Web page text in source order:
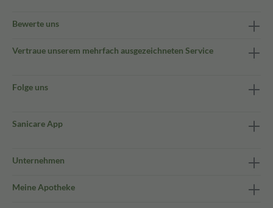
Bewerte uns
Vertraue unserem mehrfach ausgezeichneten Service
Folge uns
Sanicare App
Unternehmen
Meine Apotheke